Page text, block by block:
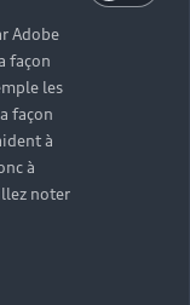
Adobe
façon
les
façon
à
à
noter